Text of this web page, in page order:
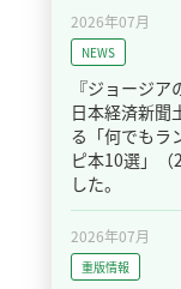
2026年07月
NEWS
『ジョージア
日本経済新聞
る「何でもラ
ピ本10選」
した。
2026年07月
重版情報